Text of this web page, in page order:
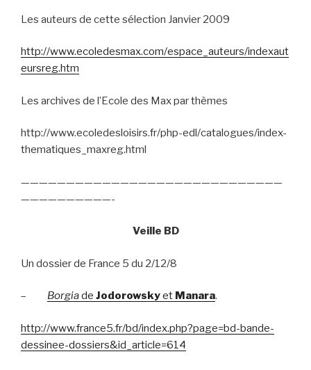
Les auteurs de cette sélection Janvier 2009
http://www.ecoledesmax.com/espace_auteurs/indexaut
eursreg.htm
Les archives de l’Ecole des Max par thèmes
http://www.ecoledesloisirs.fr/php-edl/catalogues/index-
thematiques_maxreg.html
—————————————————————————————
——————————-
Veille BD
Un dossier de France 5 du 2/12/8
– Borgiade Jodorowskyet Manara.
http://www.france5.fr/bd/index.php?page=bd-bande-
dessinee-dossiers&id_article=614